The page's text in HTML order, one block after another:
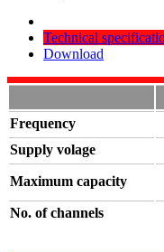
Technical
Download
Frequency
Supply volage
Maximum capacity
No. of channels